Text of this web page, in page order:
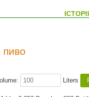
пиво
Liters